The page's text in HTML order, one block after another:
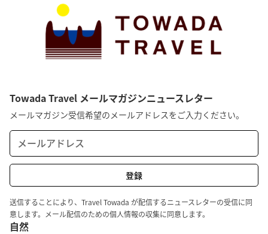
Towada Travel メールマガジンニュースレター
メールマガジン受信希望のメールアドレスをご入力ください。
送信することにより、Travel Towada が配信するニュースレターの受信に同
意します。メール配信のための個人情報の収集に同意します。
自然